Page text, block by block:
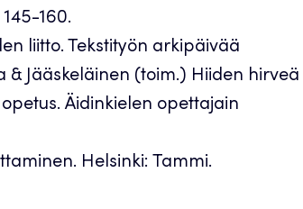
160.
liitto. Tekstityön arkipäivää
& Jääskeläinen (toim.) Hiiden hirveä
Äidinkielen opettajain
Helsinki: Tammi.